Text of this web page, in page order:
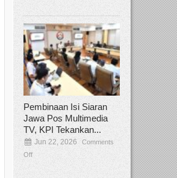
Pembinaan Isi Siaran
Jawa Pos Multimedia
TV, KPI Tekankan...
Jun 22, 2026
Comments
Off